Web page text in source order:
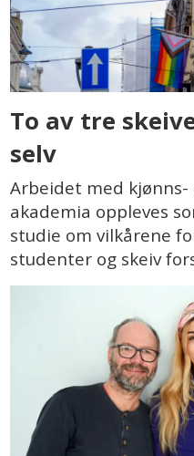
To av tre
selv
Arbeidet med kjønns-
akademia oppleves
studie om vilkårene
studenter og skeiv